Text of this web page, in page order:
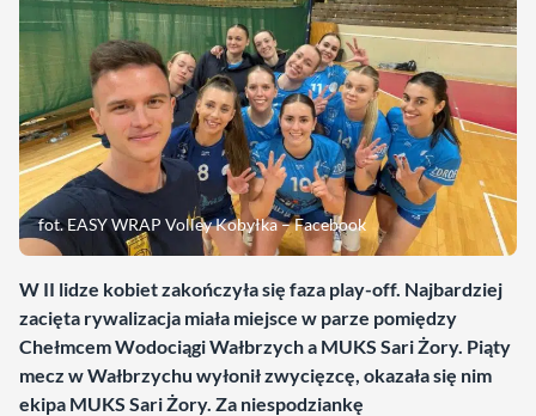
fot. EASY WRAP Volley Kobyłka – Facebook
W II lidze kobiet zakończyła się faza play-off. Najbardziej
zacięta rywalizacja miała miejsce w parze pomiędzy
Chełmcem Wodociągi Wałbrzych a MUKS Sari Żory. Piąty
mecz w Wałbrzychu wyłonił zwycięzcę, okazała się nim
ekipa MUKS Sari Żory. Za niespodziankę